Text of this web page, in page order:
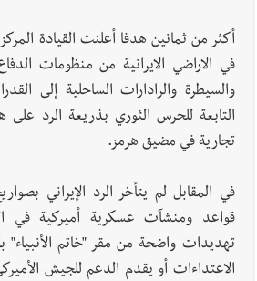
العالم العربي
يبقى الشعب الفلسطيني يعيش كل هذا
المعاناة التي تمزق القلوب والضمائر؟
أخبار صيدا بلدية صيدا : حجز مركبتي
أكثر من ثمانين هدفا أعلنت القيادة
في الاراضي الايرانية من منظومات
والسيطرة والرادارات الساحلية إلى
التابعة للحرس الثوري بذريعة الرد
تجارية في مضيق هرمز.
في المقابل لم يتأخر الرد الإيراني
قواعد ومنشآت عسكرية أميركية في
تهديدات واضحة من مقر "خاتم الأنبياء"
الاعتداءات أو يقدم الدعم للجيش